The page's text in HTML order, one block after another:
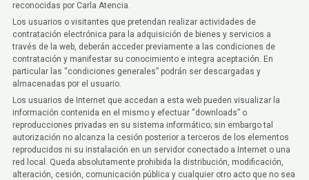
reconocidas por Carla Atencia.
Los usuarios o visitantes que pretendan realizar actividades de
contratación electrónica para la adquisición de bienes y servicios a
través de la web, deberán acceder previamente a las condiciones de
contratación y manifestar su conocimiento e integra aceptación. En
particular las “condiciones generales” podrán ser descargadas y
almacenadas por el usuario.
Los usuarios de Internet que accedan a esta web pueden visualizar la
información contenida en el mismo y efectuar “downloads” o
reproducciones privadas en su sistema informático; sin embargo tal
autorización no alcanza la cesión posterior a terceros de los elementos
reproducidos ni su instalación en un servidor conectado a Internet o una
red local. Queda absolutamente prohibida la distribución, modificación,
alteración, cesión, comunicación pública y cualquier otro acto que no sea